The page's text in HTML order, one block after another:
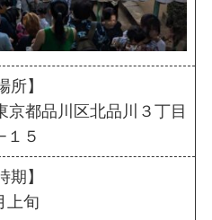
所】
京都品川区北品川３丁目
１５
期】
上旬